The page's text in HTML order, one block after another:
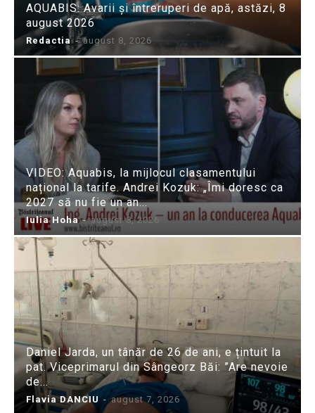
AQUABIS: Avarii și întreruperi de apă, astăzi, 8
august 2026
Redactia - august 8, 2026
VIDEO: Aquabis, la mijlocul clasamentului
național la tarife. Andrei Kozuk: „Îmi doresc ca
2027 să nu fie un an...
Iulia Hoha - august 8, 2026
Daniel Jarda, un tânăr de 26 de ani, e țintuit la
pat. Viceprimarul din Sângeorz Băi: ”Are nevoie
de...
Flavia DANCIU - august 7, 2026